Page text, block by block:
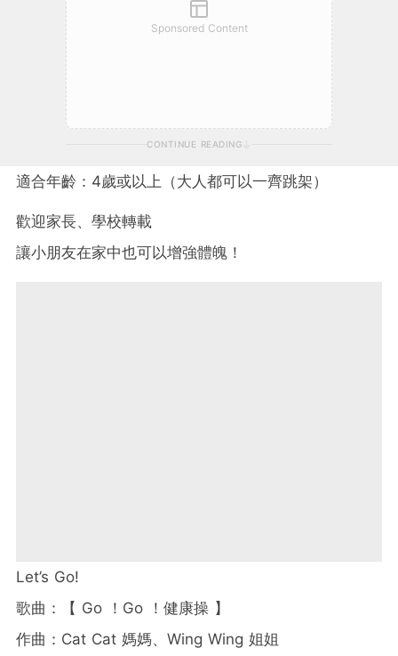
Sponsored Content
CONTINUE READING
適合年齡：4歲或以上（大人都可以一齊跳架）
歡迎家長、學校轉載
讓小朋友在家中也可以增強體魄！
Let’s Go!
歌曲：【 Go ！Go ！健康操 】
作曲：Cat Cat 媽媽、Wing Wing 姐姐